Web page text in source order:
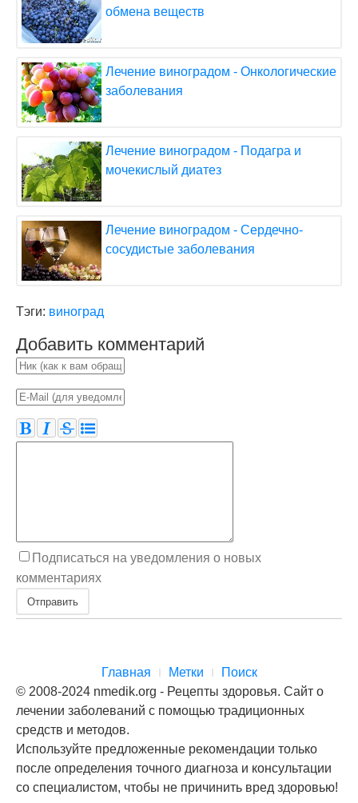
обмена веществ
Лечение виноградом - Онкологические
заболевания
Лечение виноградом - Подагра и
мочекислый диатез
Лечение виноградом - Сердечно-
сосудистые заболевания
Тэги: виноград
Добавить комментарий
Подписаться на уведомления о новых
комментариях
Отправить
Главная Метки
Поиск
© 2008-2024 nmedik.org - Рецепты здоровья. Сайт о
лечении заболеваний с помощью традиционных
средств и методов.
Используйте предложенные рекомендации только
после определения точного диагноза и консультации
со специалистом, чтобы не причинить вред здоровью!